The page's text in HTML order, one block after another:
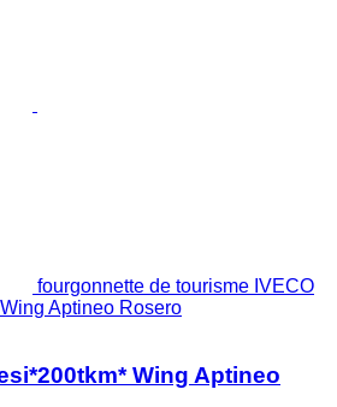
fourgonnette de tourisme IVECO
Aptineo Rosero
Wing Aptineo